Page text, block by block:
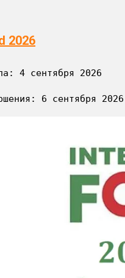
2026
4 сентября 2026
6 сентября 2026